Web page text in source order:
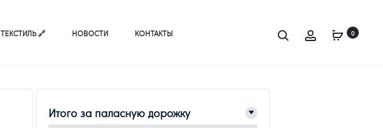
ТЕКСТИЛЬ 🔗 НОВОСТИ КОНТАКТЫ Search Account0
Итого за паласную дорожку